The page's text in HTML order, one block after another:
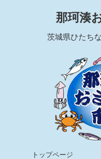
那珂湊
茨城県ひたち
トップページ